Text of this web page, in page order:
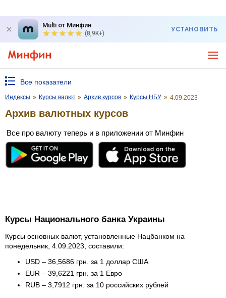
Multi от Минфин
(8,9K+)
УСТАНОВИТЬ
Все показатели
Индексы » Курсы валют » Архив курсов » Курсы НБУ » 4.09.2023
Архив валютных курсов
Все про валюту теперь и в приложении от Минфин
Курсы Национального банка Украины
Курсы основных валют, установленные Нацбанком на
понедельник, 4.09.2023, составили:
USD – 36,5686 грн. за 1 доллар США
EUR – 39,6221 грн. за 1 Евро
RUB – 3,7912 грн. за 10 российских рублей